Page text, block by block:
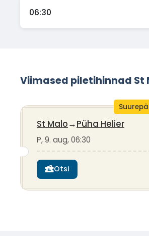
06:30
Viimased piletihinnad St
St Malo→Püha Helier
P, 9. aug, 06:30
Otsi